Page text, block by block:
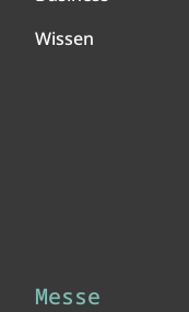
Wissen
Messe